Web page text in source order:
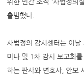
출범했다.
사법정의 감시센터는 이날
미나 및 1차 감시 보고회
하는 판사와 변호사, 안보